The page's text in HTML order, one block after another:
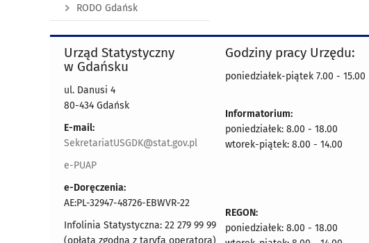
RODO Gdańsk
Urząd Statystyczny
w Gdańsku
ul. Danusi 4
80-434 Gdańsk
E-mail:
SekretariatUSGDK@stat.gov.pl
e-PUAP
e-Doręczenia:
AE:PL-32947-48726-EBWVR-22
Infolinia Statystyczna: 22 279 99 99
(opłata zgodna z taryfą operatora)
Godziny pracy Urzędu:
poniedziałek-piątek 7.00 - 15.00
Informatorium:
poniedziałek: 8.00 - 18.00
wtorek-piątek: 8.00 - 14.00
REGON:
poniedziałek: 8.00 - 18.00